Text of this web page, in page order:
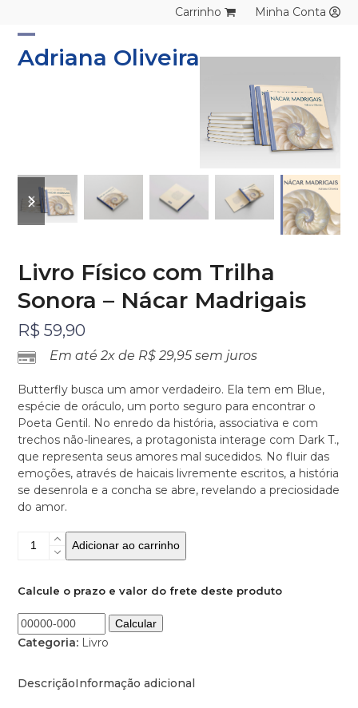
content
Carrinho Minha Conta
Adriana Oliveira
Open
Close
previous
slide
next
slide
Livro Físico com Trilha
Sonora – Nácar Madrigais
R$ 59,90
Em até 2x de R$ 29,95sem juros
Butterfly busca um amor verdadeiro. Ela tem em Blue,
espécie de oráculo, um porto seguro para encontrar o
Poeta Gentil. No enredo da história, associativa e com
trechos não-lineares, a protagonista interage com Dark T.,
que representa seus amores mal sucedidos. No fluir das
emoções, através de haicais livremente escritos, a história
se desenrola e a concha se abre, revelando a preciosidade
do amor.
Livro
Trilha
-
Nácar
Adicionar ao carrinho
Calcule o prazo e valor do frete deste produto
Categoria: Livro
DescriçãoInformação adicional